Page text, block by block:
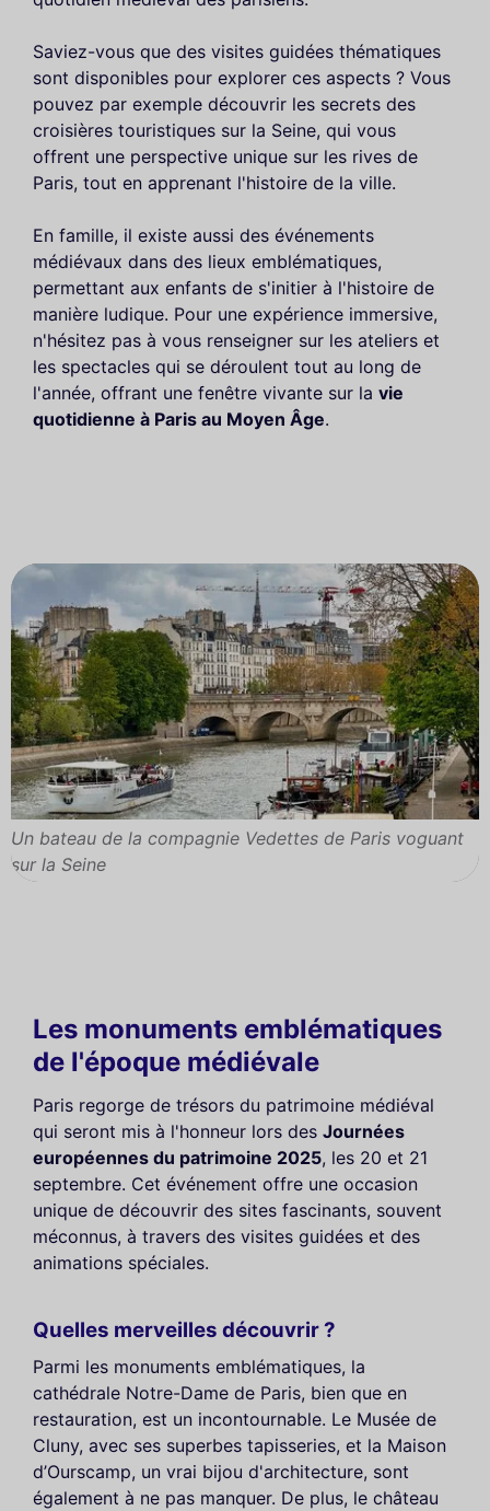
Saviez-vous que des visites guidées thématiques
sont disponibles pour explorer ces aspects ? Vous
pouvez par exemple découvrir les secrets des
croisières touristiques sur la Seine, qui vous
offrent une perspective unique sur les rives de
Paris, tout en apprenant l'histoire de la ville.
En famille, il existe aussi des événements
médiévaux dans des lieux emblématiques,
permettant aux enfants de s'initier à l'histoire de
manière ludique. Pour une expérience immersive,
n'hésitez pas à vous renseigner sur les ateliers et
les spectacles qui se déroulent tout au long de
l'année, offrant une fenêtre vivante sur la vie
quotidienne à Paris au Moyen Âge.
Un bateau de la compagnie Vedettes de Paris voguant
sur la Seine
Les monuments emblématiques
de l'époque médiévale
Paris regorge de trésors du patrimoine médiéval
qui seront mis à l'honneur lors des Journées
européennes du patrimoine 2025, les 20 et 21
septembre. Cet événement offre une occasion
unique de découvrir des sites fascinants, souvent
méconnus, à travers des visites guidées et des
animations spéciales.
Quelles merveilles découvrir ?
Parmi les monuments emblématiques, la
cathédrale Notre-Dame de Paris, bien que en
restauration, est un incontournable. Le Musée de
Cluny, avec ses superbes tapisseries, et la Maison
d’Ourscamp, un vrai bijou d'architecture, sont
également à ne pas manquer. De plus, le château